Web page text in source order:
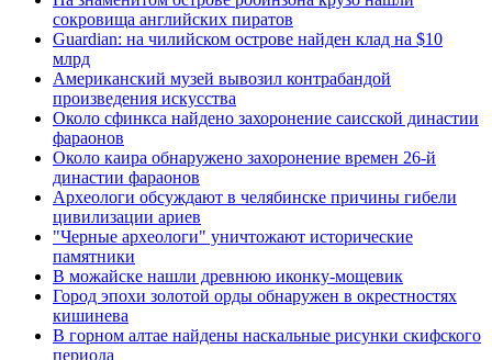
сокровища английских пиратов
Guardian: на чилийском острове найден клад на $10
млрд
Американский музей вывозил контрабандой
произведения искусства
Около сфинкса найдено захоронение саисской династии
фараонов
Около каира обнаружено захоронение времен 26-й
династии фараонов
Археологи обсуждают в челябинске причины гибели
цивилизации ариев
"Черные археологи" уничтожают исторические
памятники
В можайске нашли древнюю иконку-мощевик
Город эпохи золотой орды обнаружен в окрестностях
кишинева
В горном алтае найдены наскальные рисунки скифского
периода